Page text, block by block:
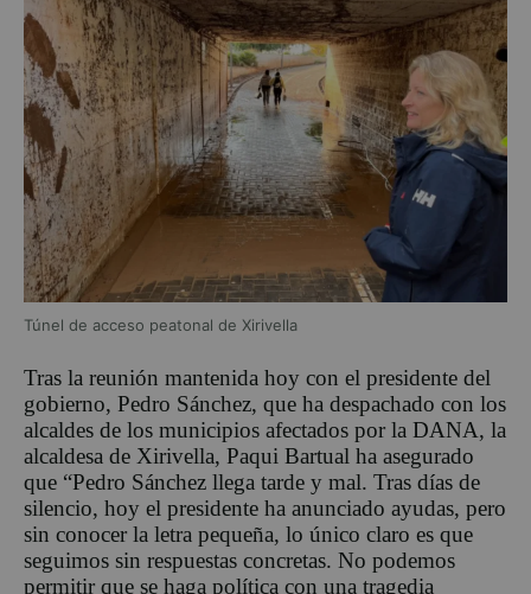
Túnel de acceso peatonal de Xirivella
Tras la reunión mantenida hoy con el presidente del
gobierno, Pedro Sánchez, que ha despachado con los
alcaldes de los municipios afectados por la DANA, la
alcaldesa de Xirivella, Paqui Bartual ha asegurado
que “Pedro Sánchez llega tarde y mal. Tras días de
silencio, hoy el presidente ha anunciado ayudas, pero
sin conocer la letra pequeña, lo único claro es que
seguimos sin respuestas concretas. No podemos
permitir que se haga política con una tragedia